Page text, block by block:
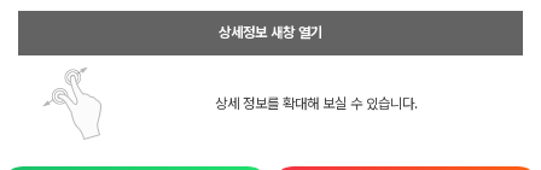
상세정보 새창 열기
상세 정보를 확대해 보실 수 있습니다.